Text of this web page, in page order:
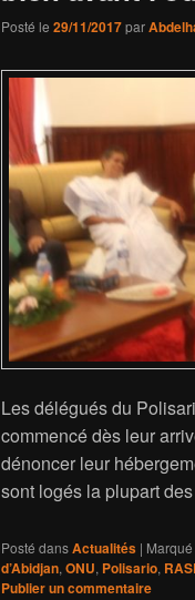
Posté le 29/11/2017par
Les délégués du
commencé dès leur
dénoncer leur
sont logés la plupart
Posté dansActualités |
d’Abidjan, ONU, Polisario,
Publier un commentaire